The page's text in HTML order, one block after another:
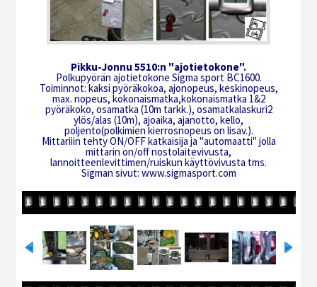
Pikku-Jonnu 5510:n "ajotietokone".
Polkupyörän ajotietokone Sigma sport BC1600.
Toiminnot: kaksi pyöräkokoa, ajonopeus, keskinopeus,
max. nopeus, kokonaismatka,kokonaismatka 1&2
pyöräkoko, osamatka (10m tarkk.), osamatkalaskuri2
ylös/alas (10m), ajoaika, ajanotto, kello,
poljento(polkimien kierrosnopeus on lisäv.).
Mittariiin tehty ON/OFF katkaisija ja "automaatti" jolla
mittarin on/off nostolaitevivusta,
lannoitteenlevittimen/ruiskun käyttövivusta tms.
Sigman sivut: www.sigmasport.com